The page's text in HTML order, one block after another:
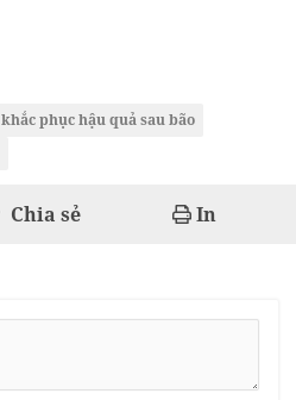
khắc phục hậu quả sau bão
Chia sẻ In